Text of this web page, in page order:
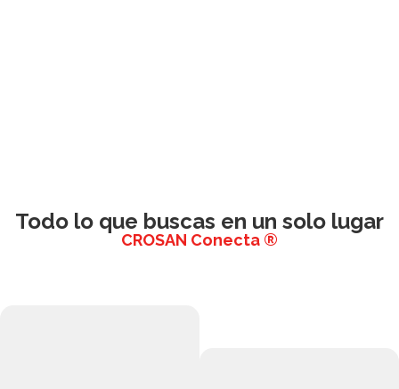
Todo lo que buscas en un solo lugar
CROSAN Conecta ®